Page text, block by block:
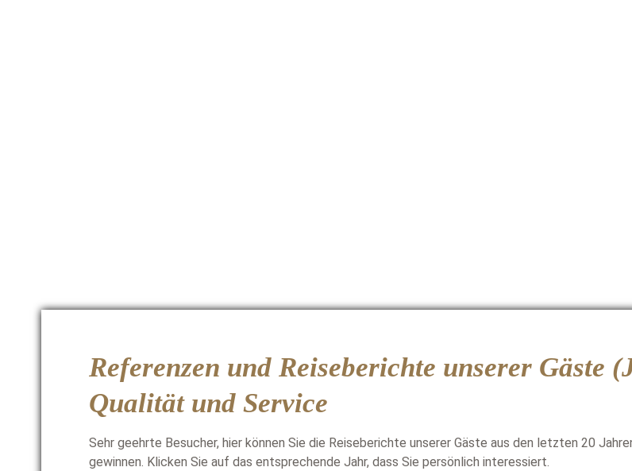
Referenzen und Reiseberichte unserer Gäste
Qualität und Service
Sehr geehrte Besucher, hier können Sie die Reiseberichte unserer Gäste aus den letzten 20
gewinnen. Klicken Sie auf das entsprechende Jahr, dass Sie persönlich interessiert.